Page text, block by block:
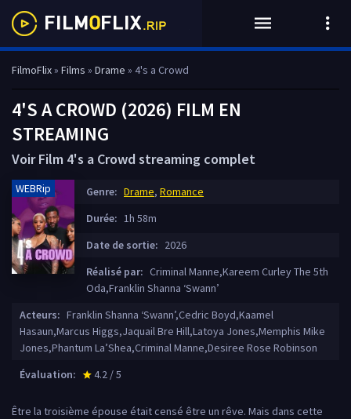
FilmoFlix» Films » Drame » 4's a Crowd
4'S A CROWD (2026) FILM EN
STREAMING
Voir Film 4's a Crowd streaming complet
WEBRip Genre: Drame, Romance
Durée: 1h 58m
Date de sortie: 2026
Réalisé par: Criminal Manne,Kareem Curley The 5th
Oda,Franklin Shanna ‘Swann’
Acteurs: Franklin Shanna ‘Swann’,Cedric Boyd,Kaamel
Hasaun,Marcus Higgs,Jaquail Bre Hill,Latoya Jones,Memphis Mike
Jones,Phantum La’Shea,Criminal Manne,Desiree Rose Robinson
Évaluation:
star_rate
4.2 / 5
Être la troisième épouse était censé être un rêve. Mais dans cette